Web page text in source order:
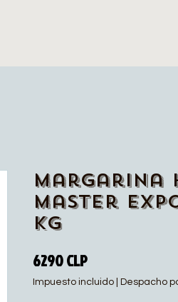
Margarina
Master
kg
6290 CLPPrecio
Impuesto incluido Despacho